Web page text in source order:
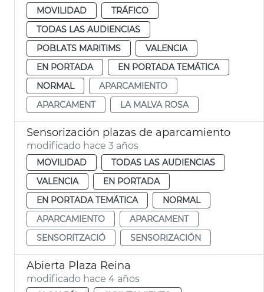
MOVILIDAD
TRÁFICO
TODAS LAS AUDIENCIAS
POBLATS MARITIMS
VALENCIA
EN PORTADA
EN PORTADA TEMÁTICA
NORMAL
APARCAMIENTO
APARCAMENT
LA MALVA ROSA
Sensorización plazas de aparcamiento
modificado hace 3 años
MOVILIDAD
TODAS LAS AUDIENCIAS
VALENCIA
EN PORTADA
EN PORTADA TEMÁTICA
NORMAL
APARCAMIENTO
APARCAMENT
SENSORITZACIÓ
SENSORIZACIÓN
Abierta Plaza Reina
modificado hace 4 años